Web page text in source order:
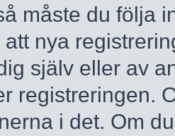
måste du följa
att nya
själv eller av
registreringen.
i det. Om